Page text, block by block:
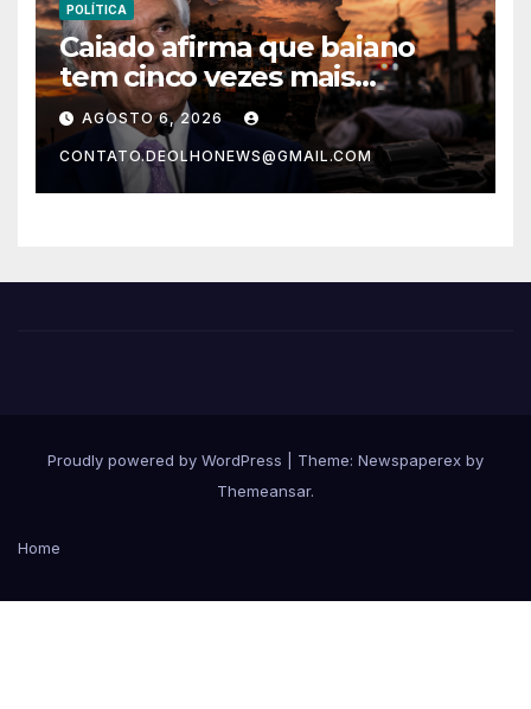
POLÍTICA
Caiado afirma que baiano
tem cinco vezes mais
chances de ser assassinado
do que um morador da
Ucrânia
AGOSTO 6, 2026
CONTATO.DEOLHONEWS@GMAIL.COM
Proudly powered by WordPress
Theme: Newspaperex by
Themeansar.
Home